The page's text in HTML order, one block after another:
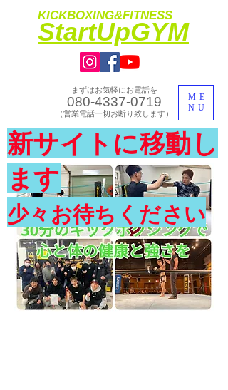
KICKBOXING&FITNESS
​StartUpGYM
ME
NU
まずはお気軽にお電話を
080-4337-0719
​（営業電話一切お断り致します）
​体験入会実施中
新サイトに移動し
ます
少々お待ちください